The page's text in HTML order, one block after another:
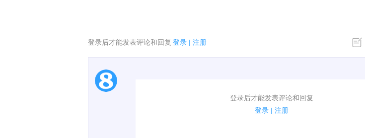
登录后才能发表评论和回复 登录 | 注册
登录后才能发表评论和回复
登录 | 注册
1.电脑端新用户可以发表评论了！